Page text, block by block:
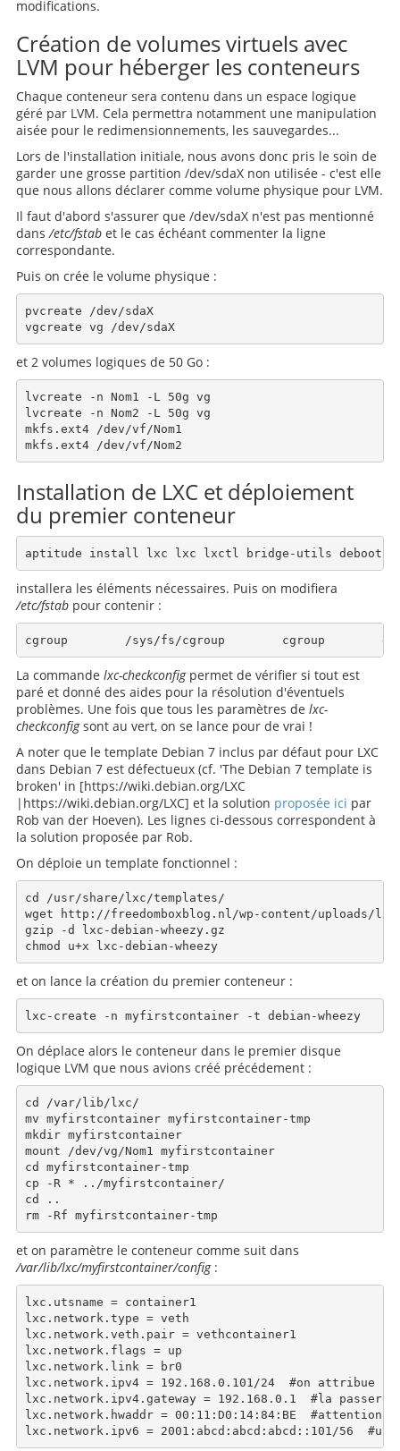
modifications.
Création de volumes virtuels avec
LVM pour héberger les conteneurs
Chaque conteneur sera contenu dans un espace logique
géré par LVM. Cela permettra notamment une manipulation
aisée pour le redimensionnements, les sauvegardes...
Lors de l'installation initiale, nous avons donc pris le soin de
garder une grosse partition /dev/sdaX non utilisée - c'est elle
que nous allons déclarer comme volume physique pour LVM.
Il faut d'abord s'assurer que /dev/sdaX n'est pas mentionné
dans/etc/fstabet le cas échéant commenter la ligne
correspondante.
Puis on crée le volume physique :
pvcreate /dev/sdaX
et 2 volumes logiques de 50 Go :
lvcreate -n Nom1 -L 50g vg
lvcreate -n Nom2 -L 50g vg
mkfs.ext4 /dev/vf/Nom1
Installation de LXC et déploiement
du premier conteneur
installera les éléments nécessaires. Puis on modifiera
/etc/fstabpour contenir :
La commande lxc-checkconfigpermet de vérifier si tout est
paré et donné des aides pour la résolution d'éventuels
problèmes. Une fois que tous les paramètres de lxc-
checkconfigsont au vert, on se lance pour de vrai !
A noter que le template Debian 7 inclus par défaut pour LXC
dans Debian 7 est défectueux (cf. 'The Debian 7 template is
broken' in [https://wiki.debian.org/LXC
|https://wiki.debian.org/LXC] et la solution proposée ici par
Rob van der Hoeven). Les lignes ci-dessous correspondent à
la solution proposée par Rob.
On déploie un template fonctionnel :
cd /usr/share/lxc/templates/
wget http://freedomboxblog.nl/wp-content/uploads/lxc-
gzip -d lxc-debian-wheezy.gz
et on lance la création du premier conteneur :
On déplace alors le conteneur dans le premier disque
logique LVM que nous avions créé précédement :
cd /var/lib/lxc/
mv myfirstcontainer myfirstcontainer-tmp
mkdir myfirstcontainer
mount /dev/vg/Nom1 myfirstcontainer
cd myfirstcontainer-tmp
cp -R * ../myfirstcontainer/
cd ..
et on paramètre le conteneur comme suit dans
/var/lib/lxc/myfirstcontainer/config:
lxc.utsname = container1
lxc.network.type = veth
lxc.network.veth.pair = vethcontainer1
lxc.network.flags = up
lxc.network.link = br0
lxc.network.ipv4 = 192.168.0.101/24  #on attribue
lxc.network.ipv4.gateway = 192.168.0.1  #la
lxc.network.hwaddr = 00:11:D0:14:84:BE